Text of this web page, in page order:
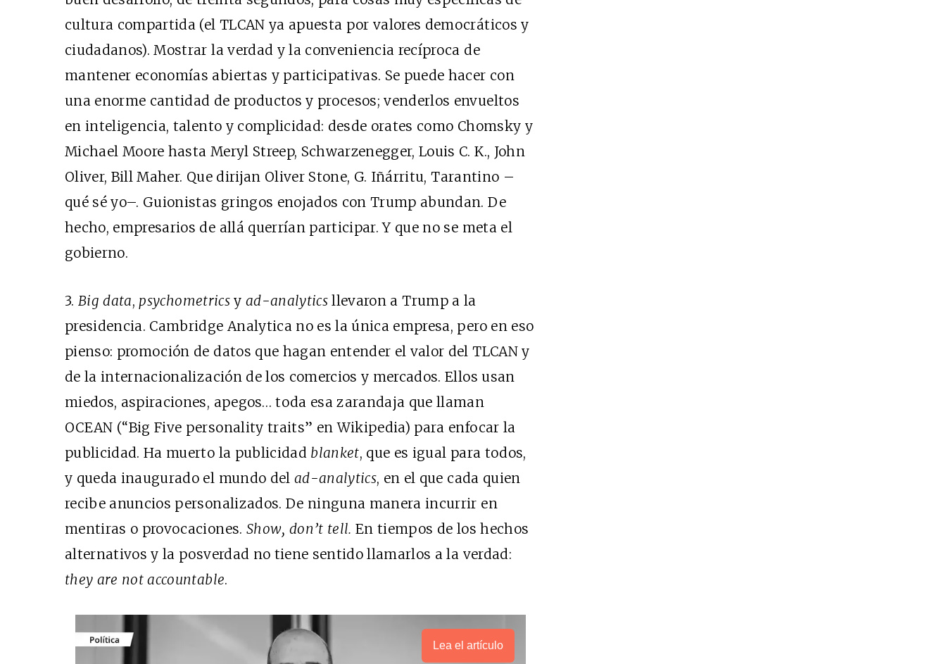
cultura compartida (el TLCAN ya apuesta por valores democráticos y
ciudadanos). Mostrar la verdad y la conveniencia recíproca de
mantener economías abiertas y participativas. Se puede hacer con
una enorme cantidad de productos y procesos; venderlos envueltos
en inteligencia, talento y complicidad: desde orates como Chomsky y
Michael Moore hasta Meryl Streep, Schwarzenegger, Louis C. K., John
Oliver, Bill Maher. Que dirijan Oliver Stone, G. Iñárritu, Tarantino –
qué sé yo–. Guionistas gringos enojados con Trump abundan. De
hecho, empresarios de allá querrían participar. Y que no se meta el
gobierno.
3. Big data, psychometricsy ad-analytics llevaron a Trump a la
presidencia. Cambridge Analytica no es la única empresa, pero en eso
pienso: promoción de datos que hagan entender el valor del TLCAN y
de la internacionalización de los comercios y mercados. Ellos usan
miedos, aspiraciones, apegos… toda esa zarandaja que llaman
OCEAN (“Big Five personality traits” en Wikipedia) para enfocar la
publicidad. Ha muerto la publicidad blanket, que es igual para todos,
y queda inaugurado el mundo del ad-analytics, en el que cada quien
recibe anuncios personalizados. De ninguna manera incurrir en
mentiras o provocaciones. Show, don’t tell. En tiempos de los hechos
alternativos y la posverdad no tiene sentido llamarlos a la verdad:
they are not accountable.
Lea el artículo